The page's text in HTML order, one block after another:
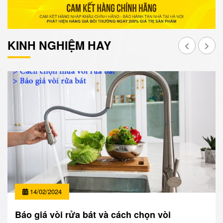
KINH NGHIỆM HAY
14/02/2024
Báo giá vòi rửa bát và cách chọn vòi